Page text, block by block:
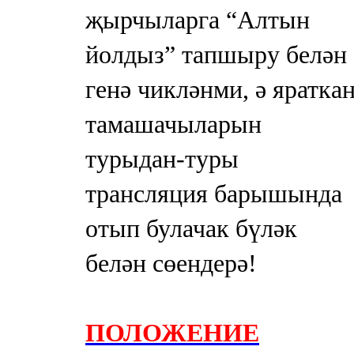
106,2 FM
Минзәлә
107,3 FM
Мөслим
100,0 FM
Нурлат
104,7 FM
Олы Әтнә
Сарман
җырчыларга “Алтын
йолдыз” тапшыру белән
генә чикләнми, ә
тамашачыларын
турыдан-туры
трансляция барышында
отып булачак бүләк
белән сөендерә!
ПОЛОЖЕНИЕ